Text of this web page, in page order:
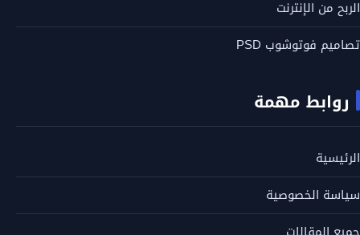
الربح من الإنترنت
تصاميم فوتوشوب PSD
روابط مهمة
الرئيسية
سياسة الخصوصية